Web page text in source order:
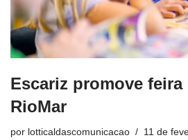
Escariz promove
RioMar
por lotticaldascomunicacao
11 de